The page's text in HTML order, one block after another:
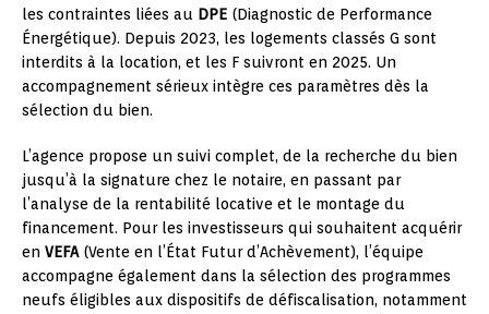
les contraintes liées au DPE (Diagnostic de Performance
Énergétique). Depuis 2023, les logements classés G sont
interdits à la location, et les F suivront en 2025. Un
accompagnement sérieux intègre ces paramètres dès la
sélection du bien.
L’agence propose un suivi complet, de la recherche du bien
jusqu’à la signature chez le notaire, en passant par
l’analyse de la rentabilité locative et le montage du
financement. Pour les investisseurs qui souhaitent acquérir
en VEFA(Vente en l’État Futur d’Achèvement), l’équipe
accompagne également dans la sélection des programmes
neufs éligibles aux dispositifs de défiscalisation, notamment